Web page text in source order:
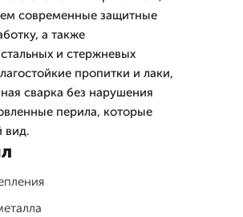
современные защитные
а также
и стержневых
пропитки и лаки,
сварка без нарушения
перила, которые
вид.